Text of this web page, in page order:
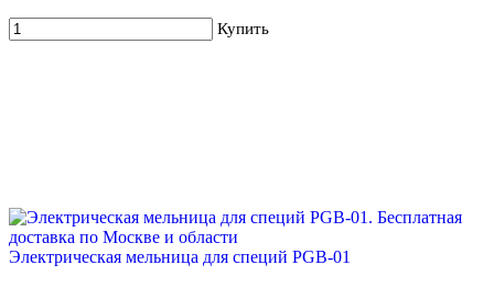
Купить
Электрическая мельница для специй PGB-01